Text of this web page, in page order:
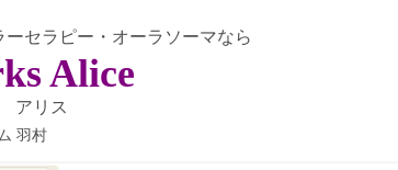
セラピー・オーラソーマなら
Alice
アリス
羽村